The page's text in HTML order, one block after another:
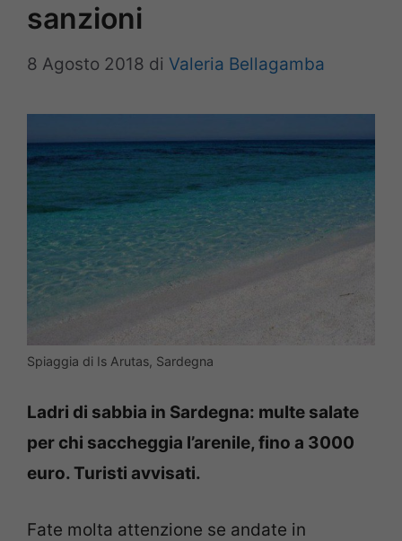
sanzioni
8 Agosto 2018 di Valeria Bellagamba
Spiaggia di Is Arutas, Sardegna
Ladri di sabbia in Sardegna: multe salate
per chi saccheggia l’arenile, fino a 3000
euro. Turisti avvisati.
Fate molta attenzione se andate in